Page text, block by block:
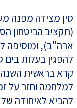
סין מצידה מפנה
(תקציב הביטחון
ארה"ב), ומוסיפה
להפגין בעלות בים
קרא בראשית השנה
למלחמה וחזר על
להביא לאיחודה של